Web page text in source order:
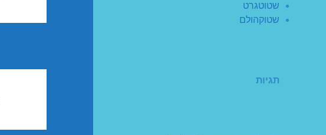
שטוטגרט
שטוקהולם
תגיות